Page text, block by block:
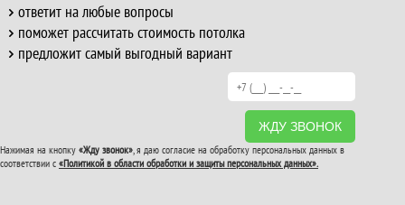
ответит на любые вопросы
поможет рассчитать стоимость потолка
предложит самый выгодный вариант
ЖДУ ЗВОНОК
Нажимая на кнопку «Жду звонок», я даю согласие на обработку персональных данных в
соответствии с «Политикой в области обработки и защиты персональных данных».